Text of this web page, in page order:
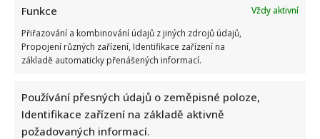
Funkce
Vždy aktivní
Přiřazování a kombinování údajů z jiných zdrojů údajů,
Propojení různých zařízení, Identifikace zařízení na
základě automaticky přenášených informací.
Používání přesných údajů o zeměpisné poloze,
Identifikace zařízení na základě aktivně
požadovaných informací.